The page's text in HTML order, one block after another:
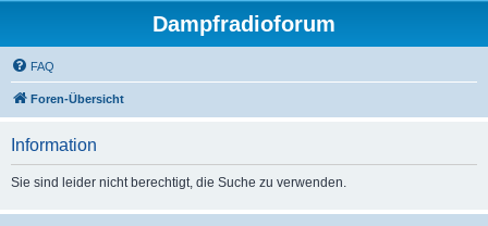
Dampfradioforum
FAQ
Foren-Übersicht
Information
Sie sind leider nicht berechtigt, die Suche zu verwenden.